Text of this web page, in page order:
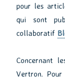
pour les
qui sont
collaboratif
Concernant
Vertron. Pour